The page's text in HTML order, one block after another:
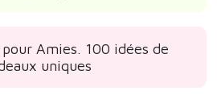
Amies. 100 idées de
uniques